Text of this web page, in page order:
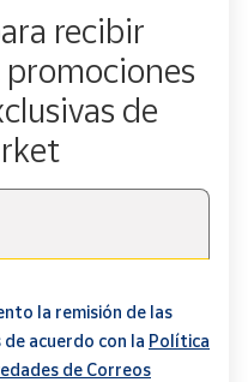
recibir
promociones
de
la remisión de las
acuerdo con la Política
de Correos